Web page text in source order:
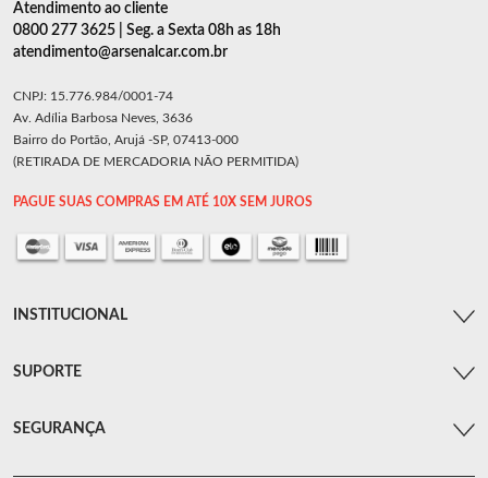
Atendimento ao cliente
0800 277 3625 | Seg. a Sexta 08h as 18h
atendimento@arsenalcar.com.br
CNPJ: 15.776.984/0001-74
Av. Adília Barbosa Neves, 3636
Bairro do Portão, Arujá -SP, 07413-000
(RETIRADA DE MERCADORIA NÃO PERMITIDA)
PAGUE SUAS COMPRAS EM ATÉ 10X SEM JUROS
INSTITUCIONAL
SUPORTE
SEGURANÇA